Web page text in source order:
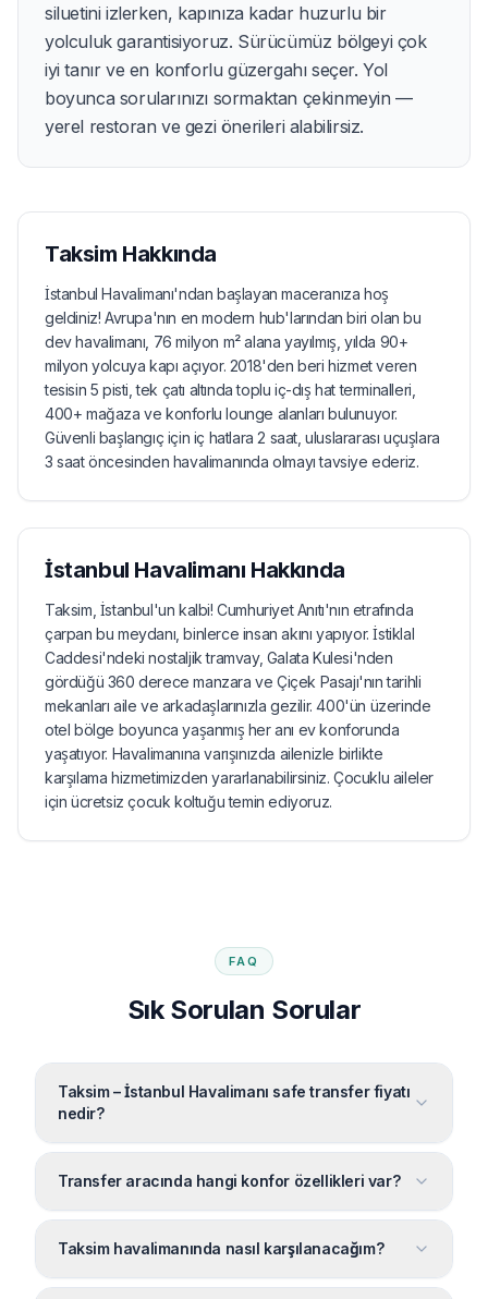
siluetini izlerken, kapınıza kadar huzurlu bir
yolculuk garantisiyoruz. Sürücümüz bölgeyi çok
iyi tanır ve en konforlu güzergahı seçer. Yol
boyunca sorularınızı sormaktan çekinmeyin —
yerel restoran ve gezi önerileri alabilirsiz.
Taksim Hakkında
İstanbul Havalimanı'ndan başlayan maceranıza hoş
geldiniz! Avrupa'nın en modern hub'larından biri olan bu
dev havalimanı, 76 milyon m² alana yayılmış, yılda 90+
milyon yolcuya kapı açıyor. 2018'den beri hizmet veren
tesisin 5 pisti, tek çatı altında toplu iç-dış hat terminalleri,
400+ mağaza ve konforlu lounge alanları bulunuyor.
Güvenli başlangıç için iç hatlara 2 saat, uluslararası uçuşlara
3 saat öncesinden havalimanında olmayı tavsiye ederiz.
İstanbul Havalimanı Hakkında
Taksim, İstanbul'un kalbi! Cumhuriyet Anıtı'nın etrafında
çarpan bu meydanı, binlerce insan akını yapıyor. İstiklal
Caddesi'ndeki nostaljik tramvay, Galata Kulesi'nden
gördüğü 360 derece manzara ve Çiçek Pasajı'nın tarihli
mekanları aile ve arkadaşlarınızla gezilir. 400'ün üzerinde
otel bölge boyunca yaşanmış her anı ev konforunda
yaşatıyor. Havalimanına varışınızda ailenizle birlikte
karşılama hizmetimizden yararlanabilirsiniz. Çocuklu aileler
için ücretsiz çocuk koltuğu temin ediyoruz.
FAQ
Sık Sorulan Sorular
Taksim – İstanbul Havalimanı safe transfer fiyatı
nedir?
Transfer aracında hangi konfor özellikleri var?
Taksim havalimanında nasıl karşılanacağım?